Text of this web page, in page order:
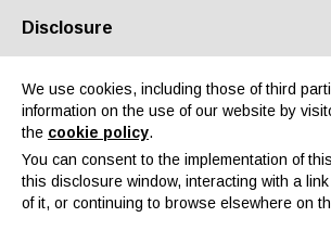
About us Partners Contacts Reserved area
Disclosure
We use cookies, including those of third
information on the use of our website by
the cookie policy.
You can consent to the implementation of
this disclosure window, interacting with a
of it, or continuing to browse elsewhere on